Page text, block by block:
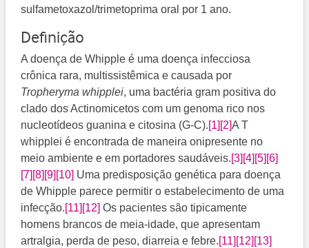
sulfametoxazol/trimetoprima oral por 1 ano.
Definição
A doença de Whipple é uma doença infecciosa
crônica rara, multissistêmica e causada por
Tropheryma whipplei, uma bactéria gram positiva do
clado dos Actinomicetos com um genoma rico nos
nucleotídeos guanina e citosina (G-C).[1] [2]A T
whipplei é encontrada de maneira onipresente no
meio ambiente e em portadores saudáveis.[3] [4] [5] [6]
[7] [8] [9] [10] ​​ Uma predisposição genética para doença
de Whipple parece permitir o estabelecimento de uma
infecção.[11] [12] ​​ Os pacientes são tipicamente
homens brancos de meia-idade, que apresentam
artralgia, perda de peso, diarreia e febre.[11] [12] [13]